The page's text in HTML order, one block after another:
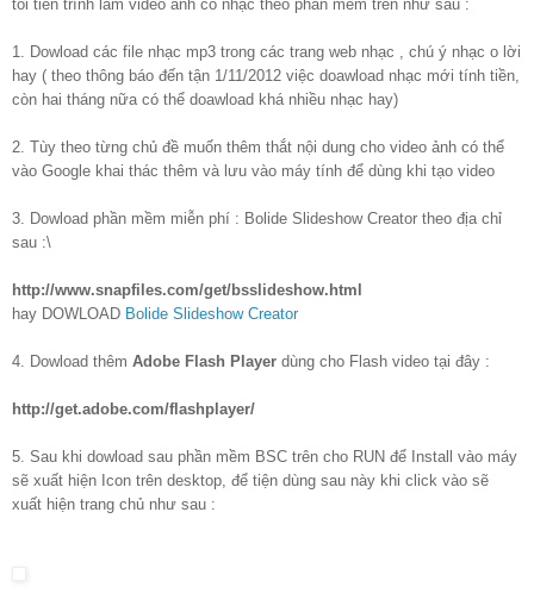
tôi tiến trình làm video ảnh có nhạc theo phần mềm trên như sau :
1. Dowload các file nhạc mp3 trong các trang web nhạc , chú ý nhạc o lời
hay ( theo thông báo đến tận 1/11/2012 việc doawload nhạc mới tính tiền,
còn hai tháng nữa có thể doawload khá nhiều nhạc hay)
2. Tùy theo từng chủ đề muốn thêm thắt nội dung cho video ảnh có thể
vào Google khai thác thêm và lưu vào máy tính để dùng khi tạo video
3. Dowload phần mềm miễn phí : Bolide Slideshow Creator theo địa chỉ
sau :\
http://www.snapfiles.com/get/bsslideshow.html
hay DOWLOAD Bolide Slideshow Creator
4. Dowload thêm Adobe Flash Player dùng cho Flash video tại đây :
http://get.adobe.com/flashplayer/
5. Sau khi dowload sau phần mềm BSC trên cho RUN để Install vào máy
sẽ xuất hiện Icon trên desktop, để tiện dùng sau này khi click vào sẽ
xuất hiện trang chủ như sau :